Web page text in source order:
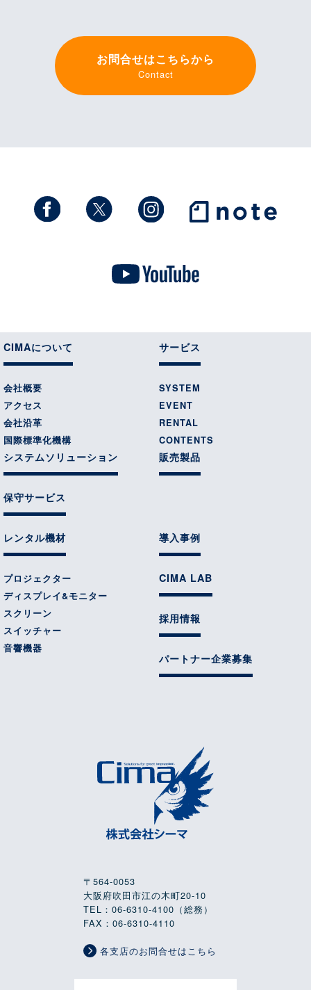
お問合せはこちらから
Contact
CIMAについて
会社概要
アクセス
会社沿革
国際標準化機構
サービス
SYSTEM
EVENT
RENTAL
CONTENTS
システムソリューション
保守サービス
販売製品
レンタル機材
プロジェクター
ディスプレイ&モニター
スクリーン
スイッチャー
音響機器
導入事例
CIMA LAB
採用情報
パートナー企業募集
〒564-0053
大阪府吹田市江の木町20-10
TEL：06-6310-4100（総務）
FAX：06-6310-4110
各支店のお問合せはこちら